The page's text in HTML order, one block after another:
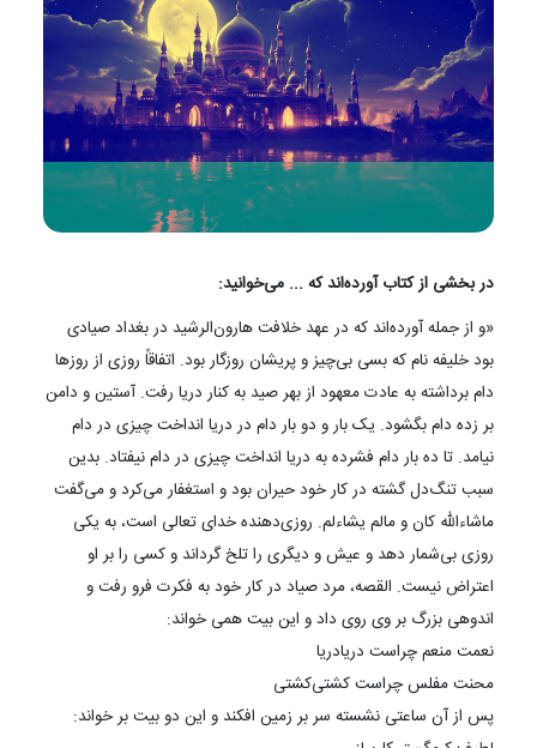
در بخشی از کتاب آورده‌اند که ... می‌‌خوانید:
«و از جمله آورده‌اند که در عهد خلافت هارون‌الرشید در بغداد صیادی
بود خلیفه نام که بسی بی‌چیز و پریشان روزگار بود. اتفاقاً روزی از روزها
دام برداشته به عادت معهود از بهر صید به کنار دریا رفت. آستین و دامن
بر زده دام بگشود. یک بار و دو بار دام در دریا انداخت چیزی در دام
نیامد. تا ده بار دام فشرده به دریا انداخت چیزی در دام نیفتاد. بدین
سبب تنگ‌دل گشته در کار خود حیران بود و استغفار می‌کرد و می‌گفت
ماشاءالله کان و مالم یشاءلم. روزی‌دهنده خدای تعالی است، به یکی
روزی بی‌شمار دهد و عیش و دیگری را تلخ گرداند و کسی را بر او
اعتراض نیست. القصه، مرد صیاد در کار خود به فکرت فرو رفت و
اندوهی بزرگ بر وی روی داد و این بیت همی خواند:
نعمت منعم چراست دریا‌دریا
محنت مفلس چراست کشتی‌کشتی
پس از آن ساعتی نشسته سر بر زمین افکند و این دو بیت بر خواند: